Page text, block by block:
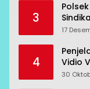
3
17
4
Vidio
30